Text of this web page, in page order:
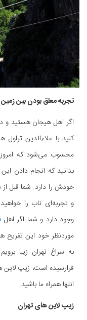
تجربه معلق بودن بین
اگر اهل هیجان هستید و
کنید با علاءالدین
محسوب می‌شود که امروزه
بدانید که انجام دادن
خودش را دارد. شما قبل
و تجربه‌ای ناب را
وجود دارد و شما اگر اهل
موردنظر خود این تفریح
به سراغ تهران زیبا
فرارسیده است، زیپ
انتها همراه ما باشید.
زیپ لاین های تهران